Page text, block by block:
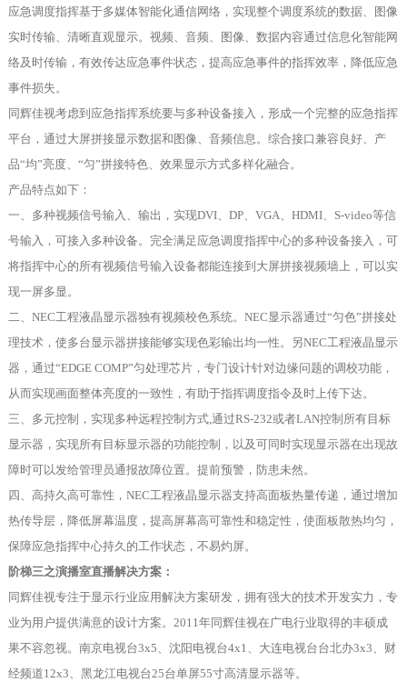
应急调度指挥基于多媒体智能化通信网络，实现整个调度系统的数据、图像
实时传输、清晰直观显示。视频、音频、图像、数据内容通过信息化智能网
络及时传输，有效传达应急事件状态，提高应急事件的指挥效率，降低应急
事件损失。
同辉佳视考虑到应急指挥系统要与多种设备接入，形成一个完整的应急指挥
平台，通过大屏拼接显示数据和图像、音频信息。综合接口兼容良好、产
品“均”亮度、“匀”拼接特色、效果显示方式多样化融合。
产品特点如下：
一、多种视频信号输入、输出，实现DVI、DP、VGA、HDMI、S-video等信
号输入，可接入多种设备。完全满足应急调度指挥中心的多种设备接入，可
将指挥中心的所有视频信号输入设备都能连接到大屏拼接视频墙上，可以实
现一屏多显。
二、NEC工程液晶显示器独有视频校色系统。NEC显示器通过“匀色”拼接处
理技术，使多台显示器拼接能够实现色彩输出均一性。另NEC工程液晶显示
器，通过“EDGE COMP”匀处理芯片，专门设计针对边缘问题的调校功能，
从而实现画面整体亮度的一致性，有助于指挥调度指令及时上传下达。
三、多元控制，实现多种远程控制方式,通过RS-232或者LAN控制所有目标
显示器，实现所有目标显示器的功能控制，以及可同时实现显示器在出现故
障时可以发给管理员通报故障位置。提前预警，防患未然。
四、高持久高可靠性，NEC工程液晶显示器支持高面板热量传递，通过增加
热传导层，降低屏幕温度，提高屏幕高可靠性和稳定性，使面板散热均匀，
保障应急指挥中心持久的工作状态，不易灼屏。
阶梯三之演播室直播解决方案：
同辉佳视专注于显示行业应用解决方案研发，拥有强大的技术开发实力，专
业为用户提供满意的设计方案。2011年同辉佳视在广电行业取得的丰硕成
果不容忽视。南京电视台3x5、沈阳电视台4x1、大连电视台台北办3x3、财
经频道12x3、黑龙江电视台25台单屏55寸高清显示器等。